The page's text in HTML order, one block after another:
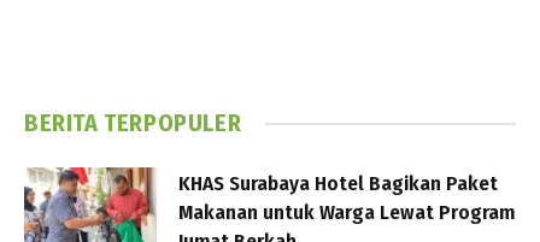
BERITA TERPOPULER
KHAS Surabaya Hotel Bagikan Paket
Makanan untuk Warga Lewat Program